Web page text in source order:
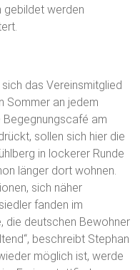
gebildet werden
das Vereinsmitglied
Sommer an jedem
am
sollen sich hier die
in lockerer Runde
länger dort wohnen.
sich näher
fanden im
die deutschen Bewohner
beschreibt Stephan
möglich ist, werde